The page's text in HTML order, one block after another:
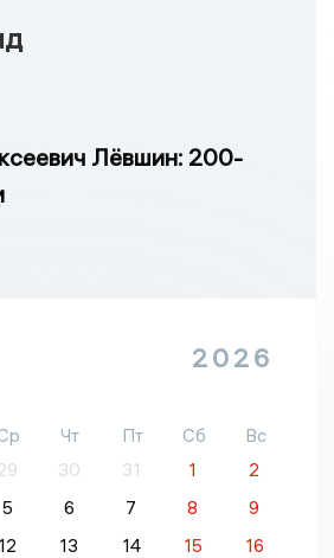
Лёвшин: 200-
2026
Чт Пт Сб
Вс
30 31 1
2
5 6 7 8
9
12 13 14 15
16